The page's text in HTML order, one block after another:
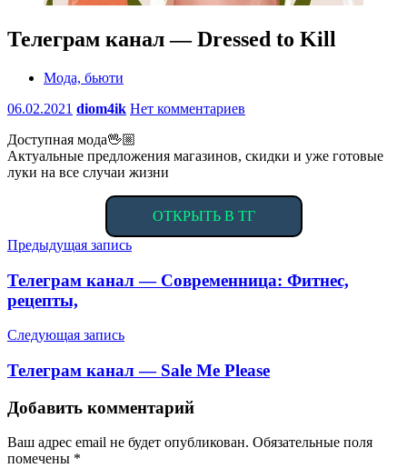
Телеграм канал — Dressed to Kill
Мода, бьюти
06.02.2021 diom4ik Нет комментариев
Доступная мода🖖🏼
Актуальные предложения магазинов, скидки и уже готовые
луки на все случаи жизни
ОТКРЫТЬ В ТГ
Навигация
по
записям
Предыдущая запись
Телеграм канал — Современница: Фитнес,
рецепты,
Следующая запись
Телеграм канал — Sale Me Please
Добавить комментарий
Ваш адрес email не будет опубликован. Обязательные поля
помечены *